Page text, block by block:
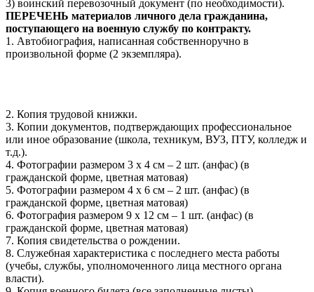
3) воинский перевозочный документ (по необходимости).
ПЕРЕЧЕНЬ материалов личного дела гражданина,
поступающего на военную службу по контракту.
1. Автобиография, написанная собственноручно в
произвольной форме (2 экземпляра).
2. Копия трудовой книжки.
3. Копии документов, подтверждающих профессиональное
или иное образование (школа, техникум, ВУЗ, ПТУ, колледж и
т.д.).
4. Фотографии размером 3 х 4 см – 2 шт. (анфас) (в
гражданской форме, цветная матовая)
5. Фотографии размером 4 х 6 см – 2 шт. (анфас) (в
гражданской форме, цветная матовая)
6. Фотография размером 9 х 12 см – 1 шт. (анфас) (в
гражданской форме, цветная матовая)
7. Копия свидетельства о рождении.
8. Служебная характеристика с последнего места работы
(учебы, службы, уполномоченного лица местного органа
власти).